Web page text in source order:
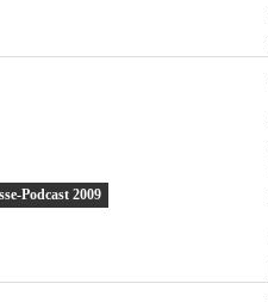
Podcast 2009